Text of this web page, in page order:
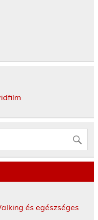
és egészséges